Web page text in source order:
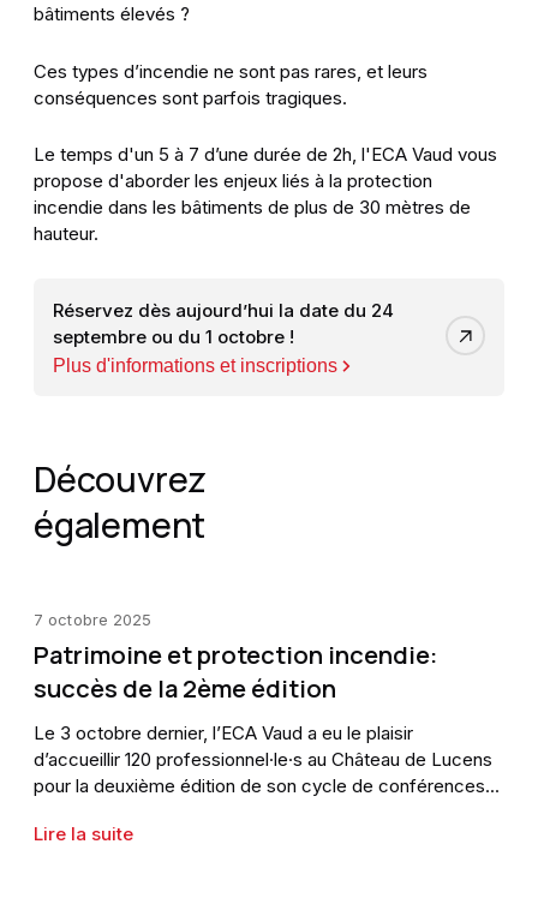
bâtiments élevés ?
Ces types d’incendie ne sont pas rares, et leurs
conséquences sont parfois tragiques.
Le temps d'un 5 à 7 d’une durée de 2h, l'ECA Vaud vous
propose d'aborder les enjeux liés à la protection
incendie dans les bâtiments de plus de 30 mètres de
hauteur.
Réservez dès aujourd’hui la date du 24
septembre ou du 1 octobre !
Plus d'informations et inscriptions
Découvrez
également
7 octobre 2025
Patrimoine et protection incendie:
succès de la 2ème édition
Le 3 octobre dernier, l’ECA Vaud a eu le plaisir
d’accueillir 120 professionnel·le·s au Château de Lucens
pour la deuxième édition de son cycle de conférences
Lire la suite